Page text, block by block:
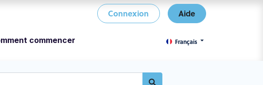
Connexion Aide
commencer Français